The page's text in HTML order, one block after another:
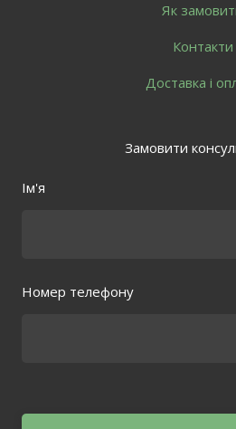
Як
Контакти
Доставка і
Замовити
Ім'я
Номер телефону